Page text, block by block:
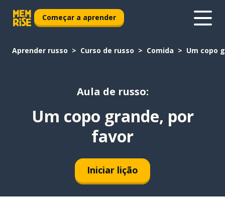
Começar a aprender
Aprender russo Curso de russo Comida Um copo
Aula de russo:
Um copo grande, por
favor
Iniciar lição